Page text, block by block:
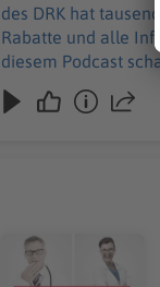
des DRK hat tausende
Rabatte und alle Infos
diesem Podcast
Audiotitel -